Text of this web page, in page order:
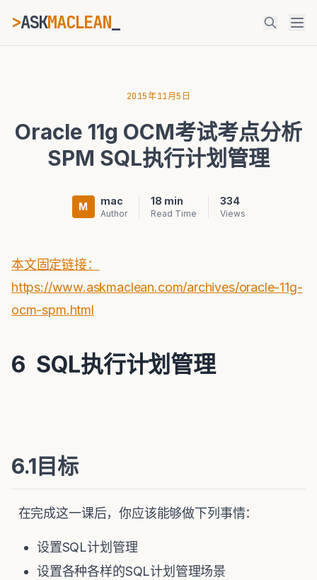
>ASKMACLEAN_
⌘K Ctrl+K
2015年11月5日
Oracle 11g OCM考试考点分析
SPM SQL执行计划管理
M mac
Author
18 min
Read Time
334
Views
本文固定链接：
https://www.askmaclean.com/archives/oracle-11g-
ocm-spm.html
6 SQL执行计划管理
6.1目标
在完成这一课后，你应该能够做下列事情：
设置SQL计划管理
设置各种各样的SQL计划管理场景